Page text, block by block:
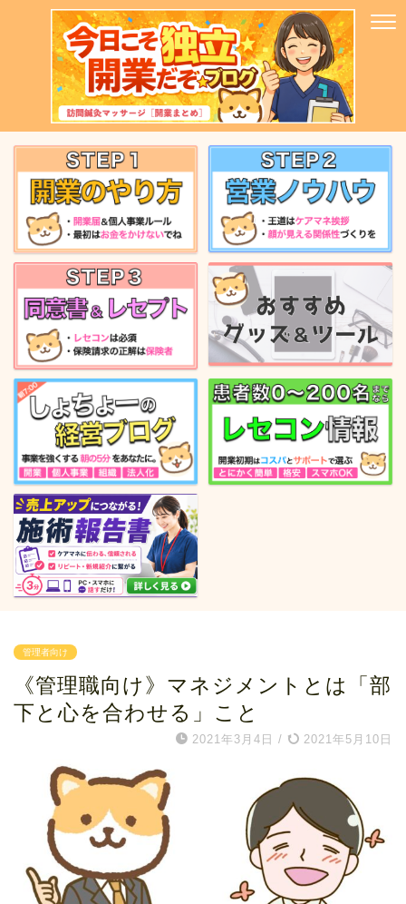
管理者向け
《管理職向け》マネジメントとは「部
下と心を合わせる」こと
2021年3月4日 / 2021年5月10日